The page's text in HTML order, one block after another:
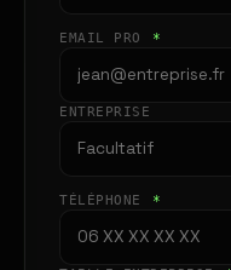
EMAIL PRO *
ENTREPRISE
TÉLÉPHONE *